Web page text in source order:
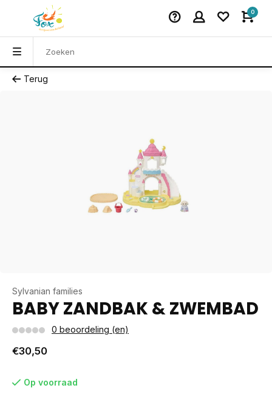
0
Terug
Sylvanian families
BABY ZANDBAK & ZWEMBAD
0 beoordeling (en)
€30,50
Op voorraad